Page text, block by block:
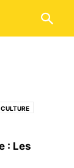
CULTURE
: Les